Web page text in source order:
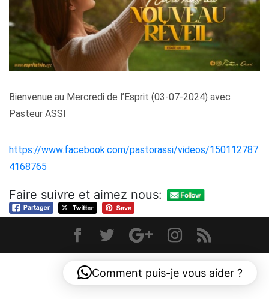
Bienvenue au Mercredi de l’Esprit (03-07-2024) avec
Pasteur ASSI
https://www.facebook.com/pastorassi/videos/150112787
4168765
Faire suivre et aimez nous:
Comment puis-je vous aider ?